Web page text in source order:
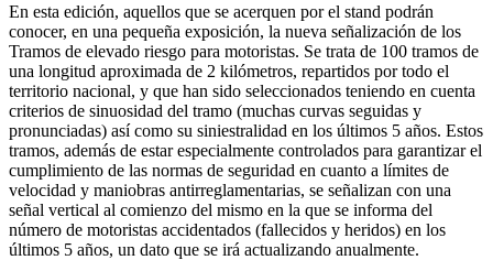
En esta edición, aquellos que se acerquen por el stand podrán
conocer, en una pequeña exposición, la nueva señalización de los
Tramos de elevado riesgo para motoristas. Se trata de 100 tramos de
una longitud aproximada de 2 kilómetros, repartidos por todo el
territorio nacional, y que han sido seleccionados teniendo en cuenta
criterios de sinuosidad del tramo (muchas curvas seguidas y
pronunciadas) así como su siniestralidad en los últimos 5 años. Estos
tramos, además de estar especialmente controlados para garantizar el
cumplimiento de las normas de seguridad en cuanto a límites de
velocidad y maniobras antirreglamentarias, se señalizan con una
señal vertical al comienzo del mismo en la que se informa del
número de motoristas accidentados (fallecidos y heridos) en los
últimos 5 años, un dato que se irá actualizando anualmente.